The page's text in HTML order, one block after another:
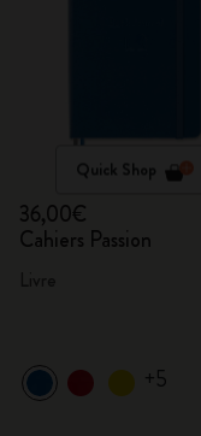
Quick Shop
36,00€
Cahiers Passion
+5